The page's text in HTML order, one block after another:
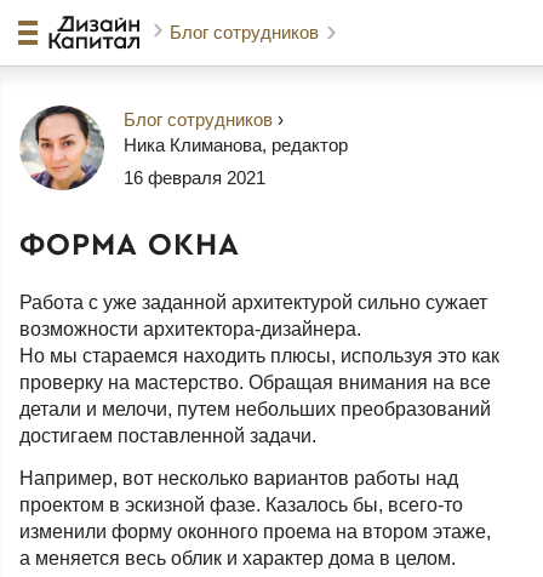
Блог сотрудников
Блог сотрудников ›
Ника Климанова, редактор
16 февраля 2021
ФОРМА ОКНА
Работа с уже заданной архитектурой сильно сужает
возможности архитектора-дизайнера.
Но мы стараемся находить плюсы, используя это как
проверку на мастерство. Обращая внимания на все
детали и мелочи, путем небольших преобразований
достигаем поставленной задачи.
Например, вот несколько вариантов работы над
проектом в эскизной фазе. Казалось бы, всего-то
изменили форму оконного проема на втором этаже,
а меняется весь облик и характер дома в целом.